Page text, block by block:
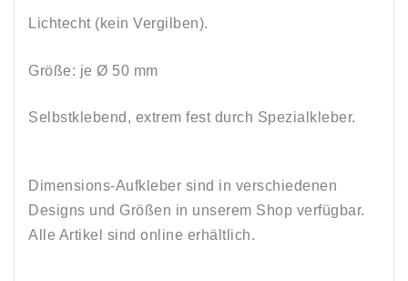
Lichtecht (kein Vergilben).
Größe: je Ø 50 mm
Selbstklebend, extrem fest durch Spezialkleber.
Dimensions-Aufkleber sind in verschiedenen
Designs und Größen in unserem Shop verfügbar.
Alle Artikel sind online erhältlich.